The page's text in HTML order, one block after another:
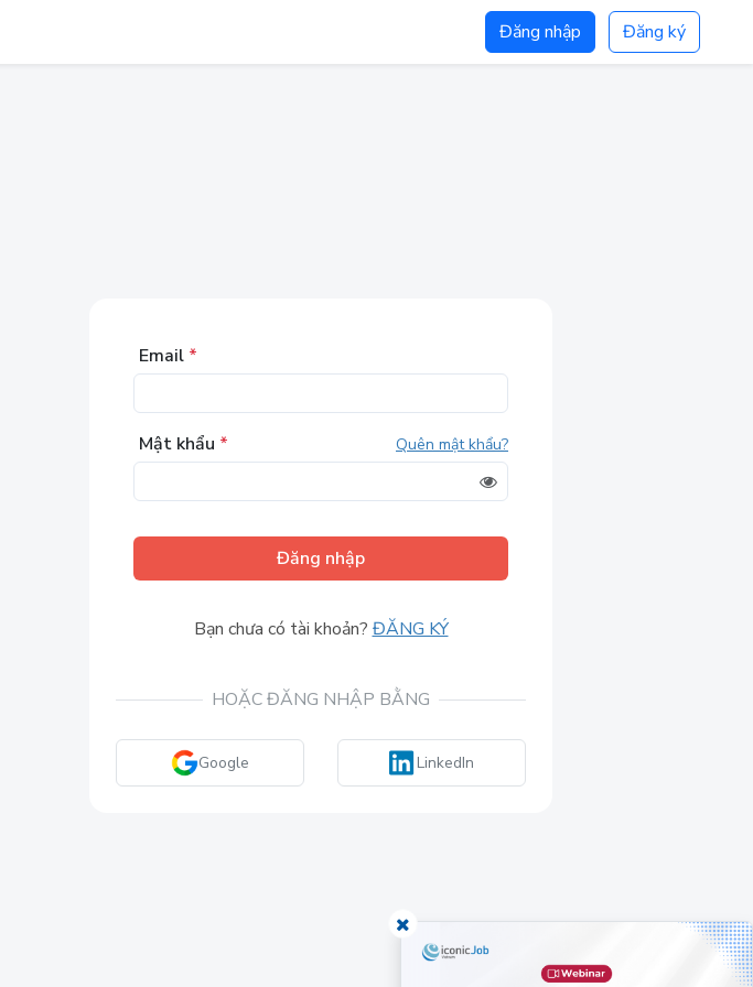
Đăng nhập Đăng ký
Email *
Mật khẩu * Quên mật khẩu?
Đăng nhập
Bạn chưa có tài khoản? ĐĂNG KÝ
HOẶC ĐĂNG NHẬP BẰNG
Google LinkedIn